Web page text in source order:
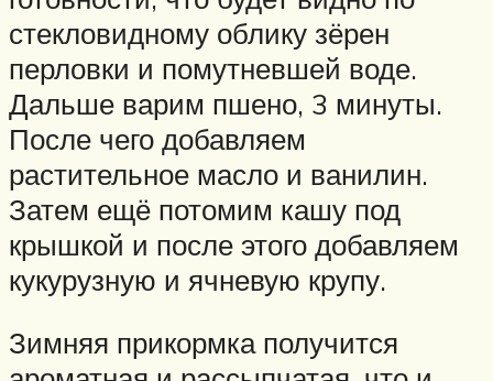
стекловидному облику зёрен
перловки и помутневшей воде.
Дальше варим пшено, 3 минуты.
После чего добавляем
растительное масло и ванилин.
Затем ещё потомим кашу под
крышкой и после этого добавляем
кукурузную и ячневую крупу.
Зимняя прикормка получится